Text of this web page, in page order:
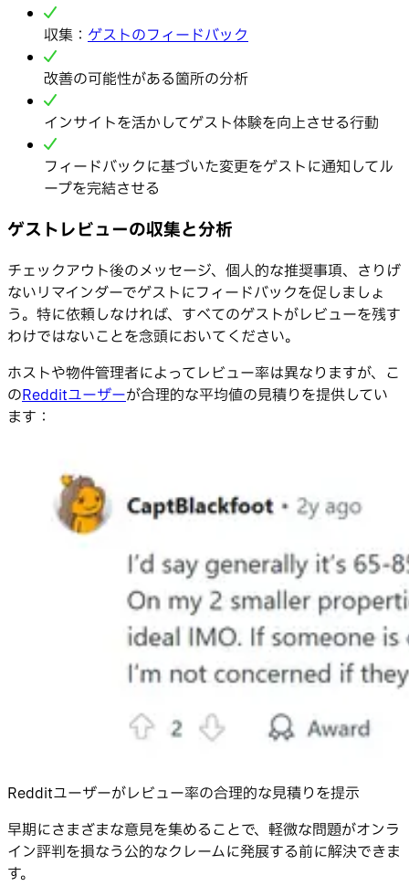
収集： ゲストのフィードバック
改善の可能性がある箇所の分析
インサイトを活かしてゲスト体験を向上させる行動
フィードバックに基づいた変更をゲストに通知してル
ープを完結させる
ゲストレビューの収集と分析
チェックアウト後のメッセージ、個人的な推奨事項、さりげ
ないリマインダーでゲストにフィードバックを促しましょ
う。特に依頼しなければ、すべてのゲストがレビューを残す
わけではないことを念頭においてください。
ホストや物件管理者によってレビュー率は異なりますが、こ
のRedditユーザーが合理的な平均値の見積りを提供してい
ます：
Redditユーザーがレビュー率の合理的な見積りを提示
早期にさまざまな意見を集めることで、軽微な問題がオンラ
イン評判を損なう公的なクレームに発展する前に解決できま
す。